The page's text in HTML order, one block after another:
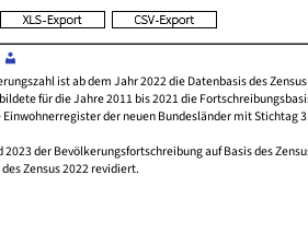
ist ab dem Jahr 2022 die Datenbasis des
für die Jahre 2011 bis 2021 die
der neuen Bundesländer mit Stichtag
der Bevölkerungsfortschreibung auf Basis des
Zensus 2022 revidiert.